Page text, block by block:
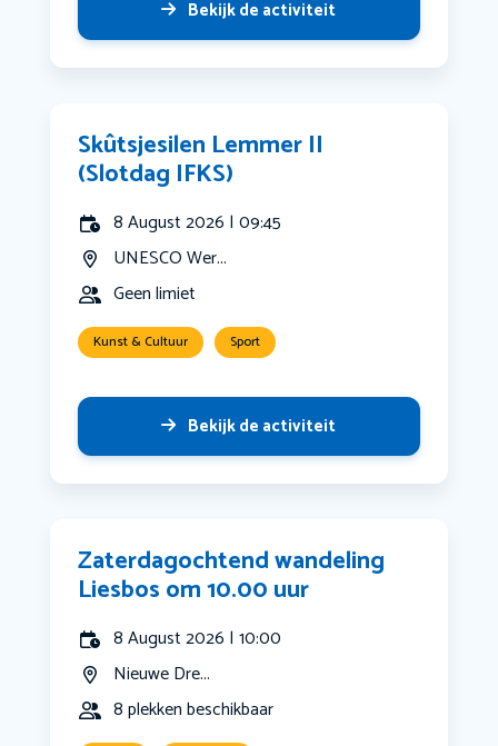
Bekijk de activiteit
Skûtsjesilen Lemmer II
(Slotdag IFKS)
8 August 2026 | 09:45
UNESCO Wer...
Geen limiet
Kunst & Cultuur Sport
Bekijk de activiteit
Zaterdagochtend wandeling
Liesbos om 10.00 uur
8 August 2026 | 10:00
Nieuwe Dre...
8 plekken beschikbaar